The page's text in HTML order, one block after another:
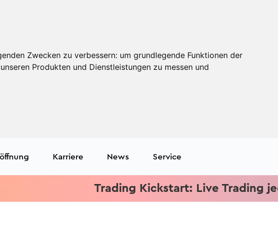
Zwecken zu verbessern: um grundlegende Funktionen der
Produkten und Dienstleistungen zu messen und
Karriere News Service
Trading Kickstart: Live Trading jeden